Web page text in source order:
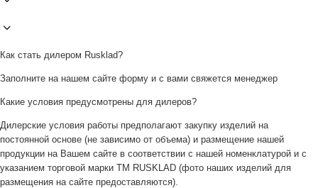
Как стать дилером Rusklad?
Заполните на нашем сайте форму и с вами свяжется менеджер
Какие условия предусмотрены для дилеров?
Дилерские условия работы предполагают закупку изделий на
постоянной основе (не зависимо от объема) и размещение нашей
продукции на Вашем сайте в соответствии с нашей номенклатурой и с
указанием торговой марки ТМ RUSKLAD (фото наших изделий для
размещения на сайте предоставляются).